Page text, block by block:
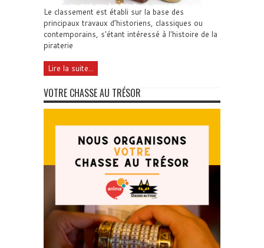
Le classement est établi sur la base des
principaux travaux d’historiens, classiques ou
contemporains, s'étant intéressé à l'histoire de la
piraterie
Lire la suite...
VOTRE CHASSE AU TRÉSOR